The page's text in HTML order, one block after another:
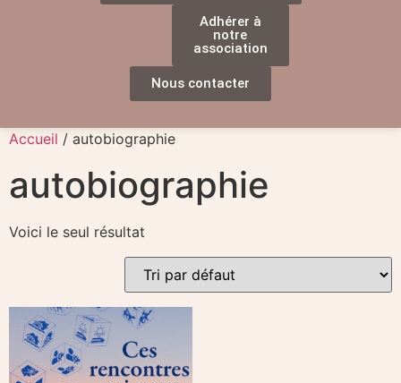
Adhérer à
notre
association
Nous contacter
Accueil / autobiographie
autobiographie
Voici le seul résultat